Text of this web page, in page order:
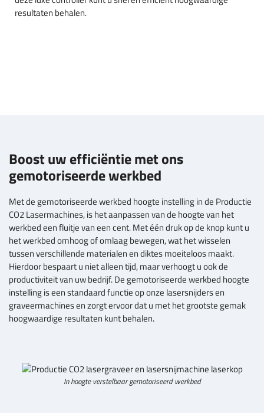
resultaten behalen.
Boost uw efficiëntie met ons
gemotoriseerde werkbed
Met de gemotoriseerde werkbed hoogte instelling in de Productie
CO2 Lasermachines, is het aanpassen van de hoogte van het
werkbed een fluitje van een cent. Met één druk op de knop kunt u
het werkbed omhoog of omlaag bewegen, wat het wisselen
tussen verschillende materialen en diktes moeiteloos maakt.
Hierdoor bespaart u niet alleen tijd, maar verhoogt u ook de
productiviteit van uw bedrijf. De gemotoriseerde werkbed hoogte
instelling is een standaard functie op onze lasersnijders en
graveermachines en zorgt ervoor dat u met het grootste gemak
hoogwaardige resultaten kunt behalen.
In hoogte verstelbaar gemotoriseerd werkbed